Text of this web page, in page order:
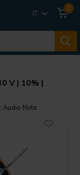
IT
0
V | 10% |
Audio Note